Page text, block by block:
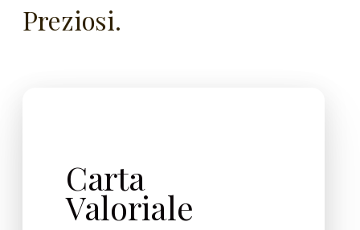
Preziosi.
Carta
Valoriale